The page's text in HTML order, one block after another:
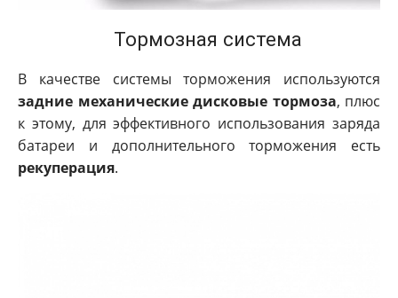
Тормозная система
В качестве системы торможения используются
задние механические дисковые тормоза, плюс
к этому, для эффективного использования заряда
батареи и дополнительного торможения есть
рекуперация.